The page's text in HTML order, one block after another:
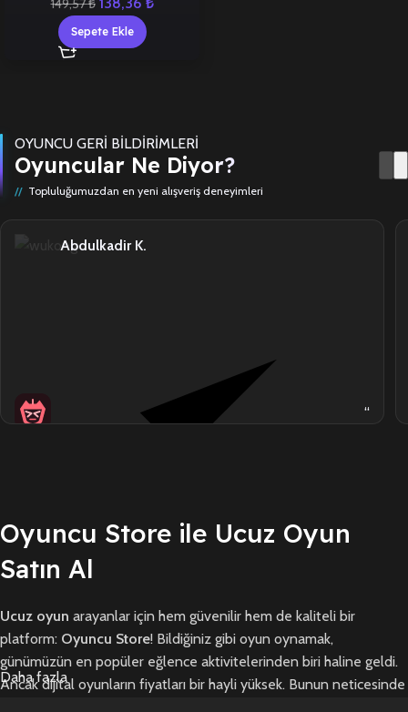
149,57₺
Sepete Ekle
OYUNCU GERİ BİLDİRİMLERİ
Oyuncular Ne Diyor?
Topluluğumuzdan en yeni alışveriş deneyimleri
A
Abdulkadir K.
Doğrulanmış Alışveriş
“
★★★★★
teslimat hızı mükemmel
YORUMLANAN ÜRÜN Black Myth:
Wukong
2 saat önce
Oyuncu Store ile Ucuz Oyun
Satın Al
Ucuz oyun arayanlar için hem güvenilir hem de kaliteli bir
platform: Oyuncu Store! Bildiğiniz gibi oyun oynamak,
günümüzün en popüler eğlence aktivitelerinden biri haline geldi.
Ancak dijital oyunların fiyatları bir hayli yüksek. Bunun neticesinde
Daha fazla